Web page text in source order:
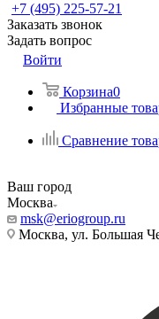
+7 (495) 225-57-21
Заказать звонок
Задать вопрос
Войти
Корзина0
Избранные
Сравнение
Ваш город
Москва
msk@eriogroup.ru
Москва, ул. Большая